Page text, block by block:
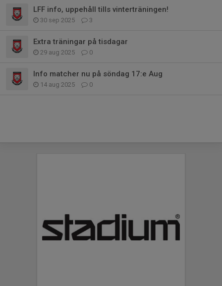
LFF info, uppehåll tills vinterträningen!
30 sep 2025 3
Extra träningar på tisdagar
29 aug 2025 0
Info matcher nu på söndag 17:e Aug
14 aug 2025 0